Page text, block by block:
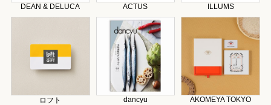
DEAN & DELUCA ACTUS ILLUMS
ロフト dancyu AKOMEYA TOKYO